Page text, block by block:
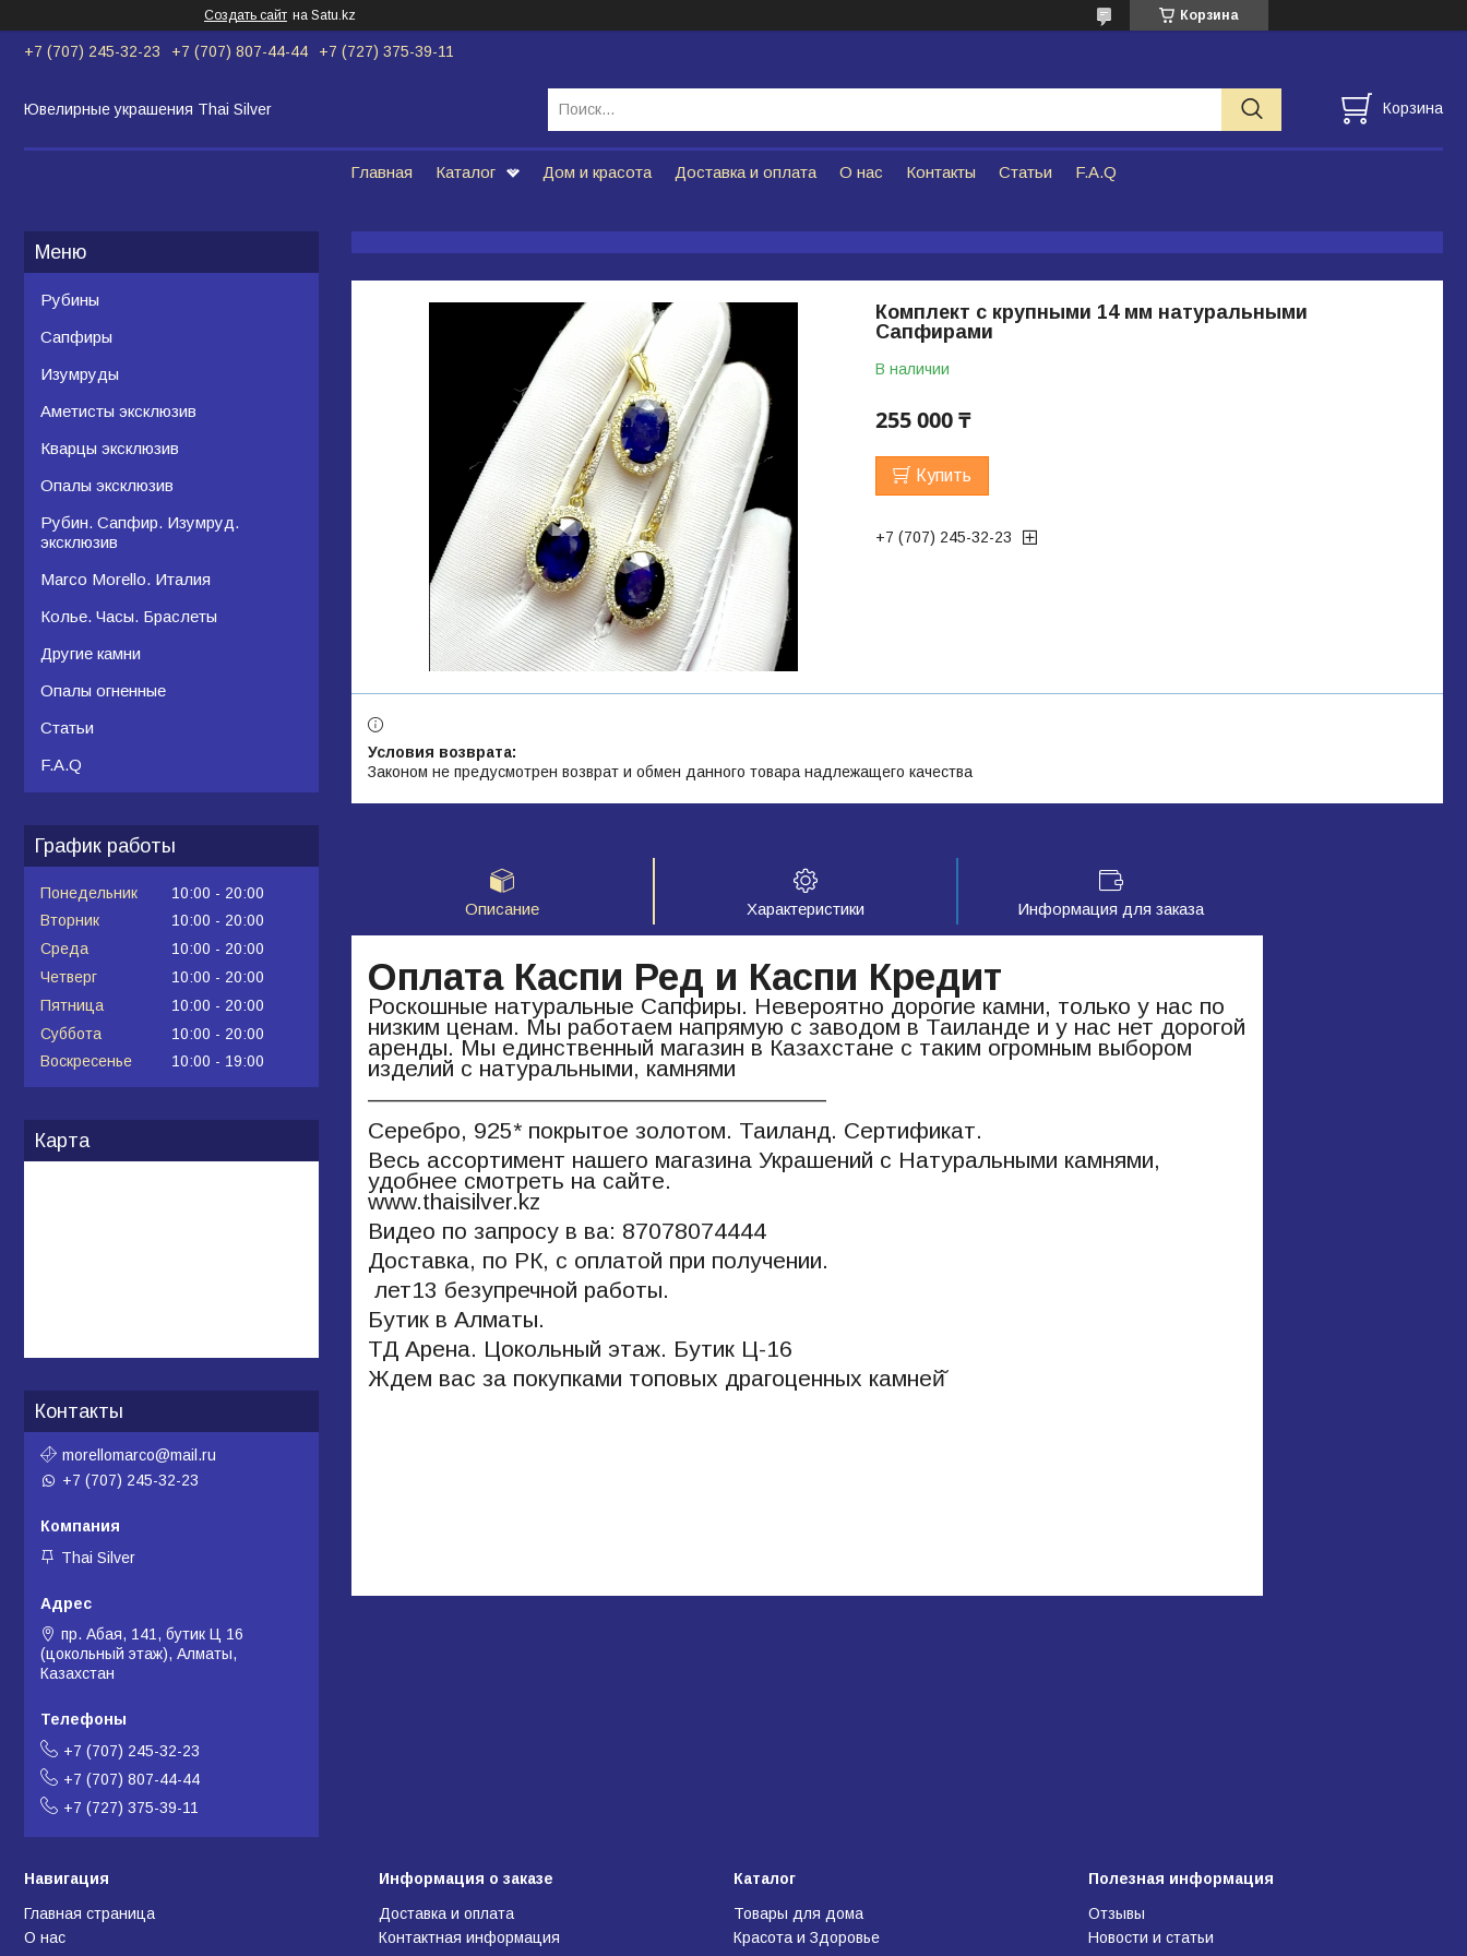
Создать сайт на Satu.kz Корзина
+7 (707) 245-32-23 +7 (707) 807-44-44 +7 (727) 375-39-11
Ювелирные украшения Thai Silver Корзина
Главная Каталог Дом и красота Доставка и оплата О нас Контакты Статьи F.A.Q
Комплект с крупными 14 мм натуральными
Сапфирами
В наличии
255 000 ₸
Купить
+7 (707) 245-32-23
Законом не предусмотрен возврат и обмен данного товара надлежащего качества
Описание Характеристики Информация для заказа
Оплата Каспи Ред и Каспи Кредит
Роскошные натуральные Сапфиры. Невероятно дорогие камни, только у нас по
низким ценам. Мы работаем напрямую с заводом в Таиланде и у нас нет дорогой
аренды. Мы единственный магазин в Казахстане с таким огромным выбором
изделий с натуральными, камнями
___________________________________
Серебро, 925* покрытое золотом. Таиланд. Сертификат.
Весь ассортимент нашего магазина Украшений с Натуральными камнями,
удобнее смотреть на сайте.
www.thaisilver.kz
Видео по запросу в ва: 87078074444
Доставка, по РК, с оплатой при получении.
лет13 безупречной работы.
Бутик в Алматы.
ТД Арена. Цокольный этаж. Бутик Ц-16
Ждем вас за покупками топовых драгоценных камней̆
Рубины
Сапфиры
Изумруды
Аметисты эксклюзив
Кварцы эксклюзив
Опалы эксклюзив
Рубин. Сапфир. Изумруд.
эксклюзив
Marco Morello. Италия
Колье. Часы. Браслеты
Другие камни
Опалы огненные
Статьи
F.A.Q
График работы
Понедельник 10:00
20:00
Вторник
10:00
20:00
Среда
10:00
20:00
Четверг
10:00
20:00
Пятница
10:00
20:00
Суббота
10:00
20:00
Воскресенье
10:00 19:00
Карта
Контакты
morellomarco@mail.ru
+7 (707) 245-32-23
Thai Silver
пр. Абая, 141, бутик Ц 16
(цокольный этаж), Алматы,
Казахстан
+7 (707) 245-32-23
+7 (707) 807-44-44
+7 (727) 375-39-11
Навигация
Главная страница
О нас
Информация о заказе
Доставка и оплата
Контактная информация
Каталог
Товары для дома
Красота и Здоровье
Полезная информация
Отзывы
Новости и статьи